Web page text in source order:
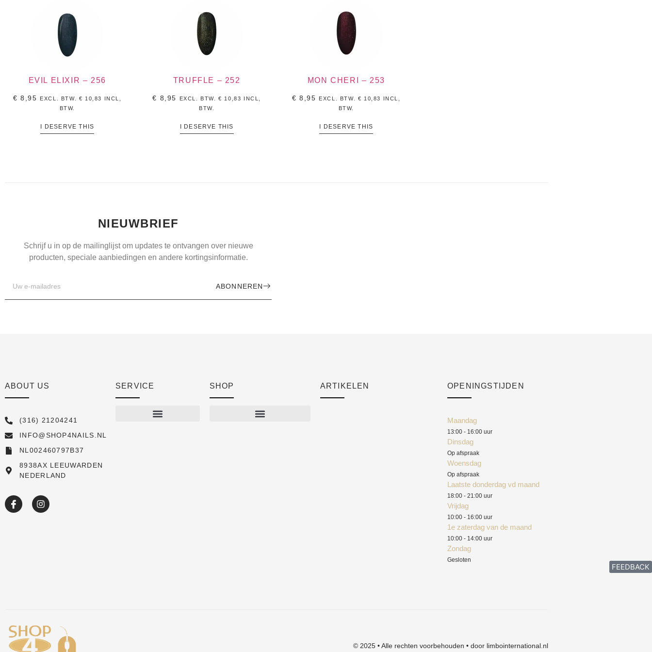
EVIL ELIXIR – 256
€ 8,95 EXCL. BTW. € 10,83
INCL,
BTW.
I DESERVE THIS
TRUFFLE – 252
€ 8,95 EXCL. BTW.€ 10,83
INCL,
BTW.
I DESERVE THIS
MON CHERI – 253
€ 8,95 EXCL. BTW. € 10,83
INCL,
BTW.
I DESERVE THIS
NIEUWBRIEF
Schrijf u in op de mailinglijst om updates te ontvangen over nieuwe
producten, speciale aanbiedingen en andere kortingsinformatie.
ABONNEREN
ABOUT US
(316) 21204241
INFO@SHOP4NAILS.NL
NL002460797B37
8938AX LEEUWARDEN
NEDERLAND
SERVICE SHOP ARTIKELEN OPENINGSTIJDEN
Maandag
13:00 - 16:00 uur
Dinsdag
Op afspraak
Woensdag
Op afspraak
Laatste donderdag vd maand
18:00 - 21:00 uur
Vrijdag
10:00 - 16:00 uur
1e zaterdag van de maand
10:00 - 14:00 uur
Zondag
Gesloten
© 2025 • Alle rechten voorbehouden • door limbointernational.nl
FEEDBACK